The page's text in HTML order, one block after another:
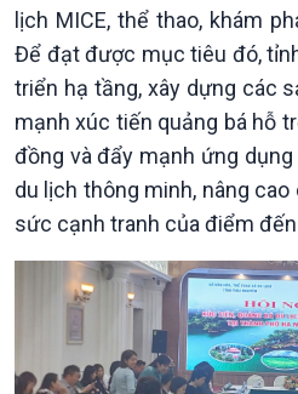
Sức sống hàng Việt
Khởi nghiệp
Tuyên chiến với gian lận
thương mại
lịch MICE, thể thao, khám
Để đạt được mục tiêu đó,
triển hạ tầng, xây dựng các
mạnh xúc tiến quảng bá hỗ
đồng và đẩy mạnh ứng
du lịch thông minh, nâng
sức cạnh tranh của điểm